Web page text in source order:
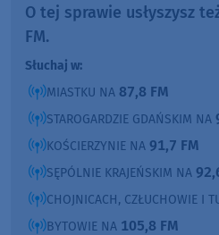
O tej sprawie usłyszysz
FM.
Słuchaj w:
MIASTKU NA 87,8 FM
STAROGARDZIE GDAŃSKIM NA
KOŚCIERZYNIE NA 91,7 FM
SĘPÓLNIE KRAJEŃSKIM NA
CHOJNICACH, CZŁUCHOWIE I
BYTOWIE NA 105,8 FM